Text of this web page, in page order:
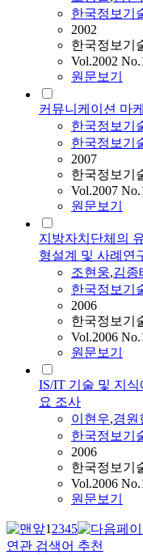
한국정보기
2002
한국정보기
Vol.2002
원문보기
커뮤니케이션 마
한국정보기
한국정보기
2007
한국정보기
Vol.2007
원문보기
지방자치단체의
형설계 및 사례연
조현웅,김종
한국정보기
2006
한국정보기
Vol.2006
원문보기
IS/IT 기술 및 지
요 조사
이현우,경원
한국정보기
2006
한국정보기
Vol.2006
원문보기
12345
연관 검색어 추천